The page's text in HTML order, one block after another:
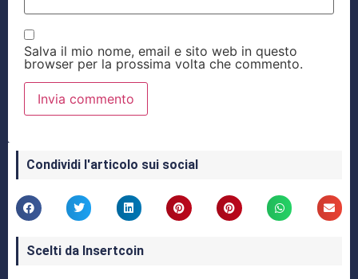
Salva il mio nome, email e sito web in questo
browser per la prossima volta che commento.
Condividi l'articolo sui social
Scelti da Insertcoin